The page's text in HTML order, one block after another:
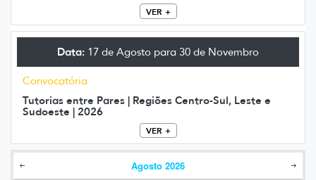
VER +
Data: 17 de Agosto para 30 de Novembro
Convocatória
Tutorias entre Pares | Regiões Centro-Sul, Leste e
Sudoeste | 2026
VER +
Agosto 2026